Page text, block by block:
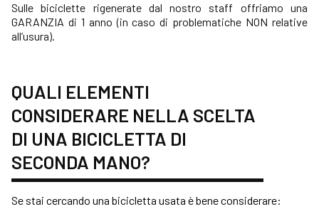
Sulle biciclette rigenerate dal nostro staff offriamo una
GARANZIA di 1 anno (in caso di problematiche NON relative
all’usura).
QUALI ELEMENTI
CONSIDERARE NELLA SCELTA
DI UNA BICICLETTA DI
SECONDA MANO?
Se stai cercando una bicicletta usata è bene considerare: